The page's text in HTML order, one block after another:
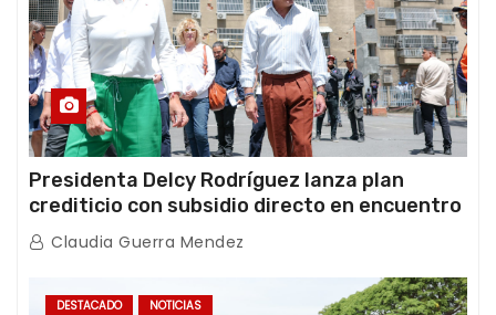
Presidenta Delcy Rodríguez lanza plan
crediticio con subsidio directo en encuentro
con Juntas de Condominio
Claudia Guerra Mendez
DESTACADO NOTICIAS